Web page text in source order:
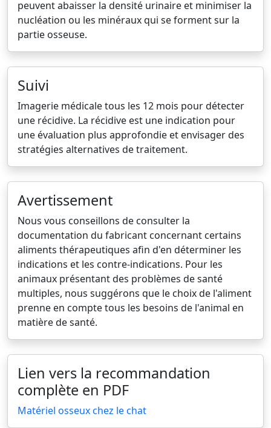
peuvent abaisser la densité urinaire et minimiser la
nucléation ou les minéraux qui se forment sur la
partie osseuse.
Suivi
Imagerie médicale tous les 12 mois pour détecter
une récidive. La récidive est une indication pour
une évaluation plus approfondie et envisager des
stratégies alternatives de traitement.
Avertissement
Nous vous conseillons de consulter la
documentation du fabricant concernant certains
aliments thérapeutiques afin d'en déterminer les
indications et les contre-indications. Pour les
animaux présentant des problèmes de santé
multiples, nous suggérons que le choix de l'aliment
prenne en compte tous les besoins de l'animal en
matière de santé.
Lien vers la recommandation
complète en PDF
Matériel osseux chez le chat